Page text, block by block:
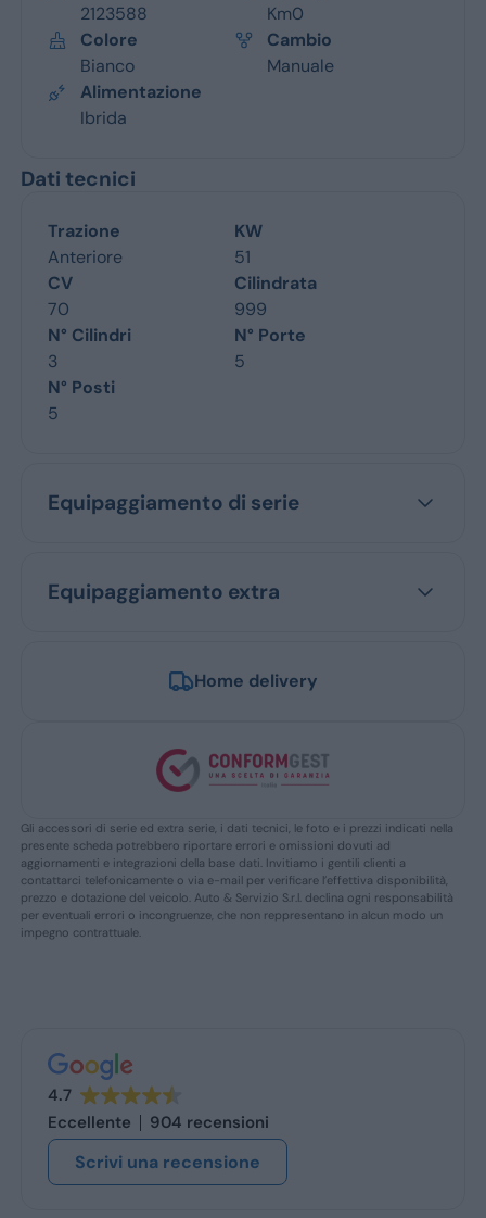
2123588
Km0
Colore
Bianco
Cambio
Manuale
Alimentazione
Ibrida
Dati tecnici
Trazione
Anteriore
KW
51
CV
70
Cilindrata
999
N° Cilindri
3
N° Porte
5
N° Posti
5
Equipaggiamento di serie
Equipaggiamento extra
Home delivery
Gli accessori di serie ed extra serie, i dati tecnici, le foto e i prezzi indicati nella
presente scheda potrebbero riportare errori e omissioni dovuti ad
aggiornamenti e integrazioni della base dati. Invitiamo i gentili clienti a
contattarci telefonicamente o via e-mail per verificare l’effettiva disponibilità,
prezzo e dotazione del veicolo. Auto & Servizio S.r.l. declina ogni responsabilità
per eventuali errori o incongruenze, che non reppresentano in alcun modo un
impegno contrattuale.
4.7
Eccellente
904 recensioni
Scrivi una recensione